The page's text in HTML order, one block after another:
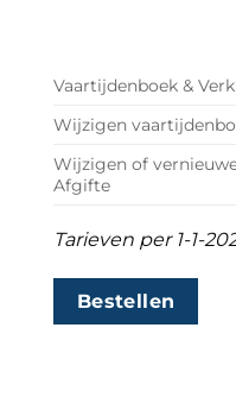
Vaartijdenboek &
Wijzigen
Wijzigen of
Afgifte
Tarieven per 1-1-
Bestellen